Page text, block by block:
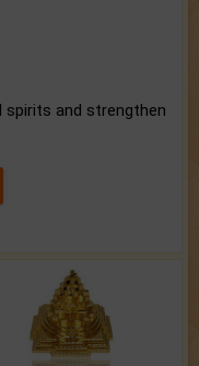
spirits and strengthen